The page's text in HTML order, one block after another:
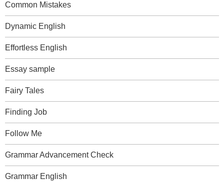
Common Mistakes
Dynamic English
Effortless English
Essay sample
Fairy Tales
Finding Job
Follow Me
Grammar Advancement Check
Grammar English